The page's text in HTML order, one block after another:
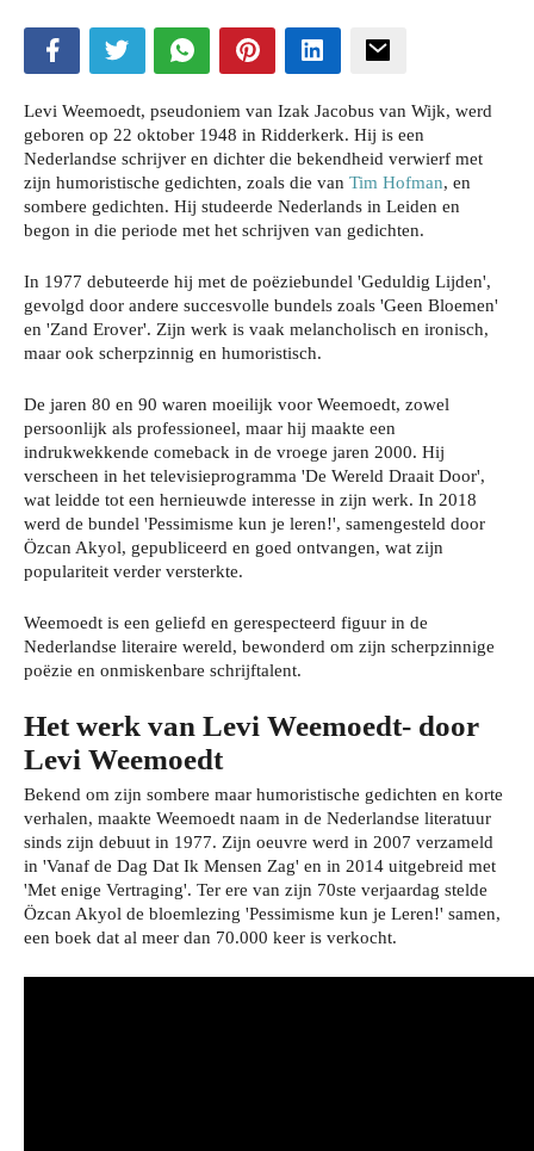
Levi Weemoedt, pseudoniem van Izak Jacobus van Wijk, werd
geboren op 22 oktober 1948 in Ridderkerk. Hij is een
Nederlandse schrijver en dichter die bekendheid verwierf met
zijn humoristische gedichten, zoals die van Tim Hofman, en
sombere gedichten. Hij studeerde Nederlands in Leiden en
begon in die periode met het schrijven van gedichten.
In 1977 debuteerde hij met de poëziebundel 'Geduldig Lijden',
gevolgd door andere succesvolle bundels zoals 'Geen Bloemen'
en 'Zand Erover'. Zijn werk is vaak melancholisch en ironisch,
maar ook scherpzinnig en humoristisch.
De jaren 80 en 90 waren moeilijk voor Weemoedt, zowel
persoonlijk als professioneel, maar hij maakte een
indrukwekkende comeback in de vroege jaren 2000. Hij
verscheen in het televisieprogramma 'De Wereld Draait Door',
wat leidde tot een hernieuwde interesse in zijn werk. In 2018
werd de bundel 'Pessimisme kun je leren!', samengesteld door
Özcan Akyol, gepubliceerd en goed ontvangen, wat zijn
populariteit verder versterkte.
Weemoedt is een geliefd en gerespecteerd figuur in de
Nederlandse literaire wereld, bewonderd om zijn scherpzinnige
poëzie en onmiskenbare schrijftalent.
Het werk van Levi Weemoedt- door
Levi Weemoedt
Bekend om zijn sombere maar humoristische gedichten en korte
verhalen, maakte Weemoedt naam in de Nederlandse literatuur
sinds zijn debuut in 1977. Zijn oeuvre werd in 2007 verzameld
in 'Vanaf de Dag Dat Ik Mensen Zag' en in 2014 uitgebreid met
'Met enige Vertraging'. Ter ere van zijn 70ste verjaardag stelde
Özcan Akyol de bloemlezing 'Pessimisme kun je Leren!' samen,
een boek dat al meer dan 70.000 keer is verkocht.